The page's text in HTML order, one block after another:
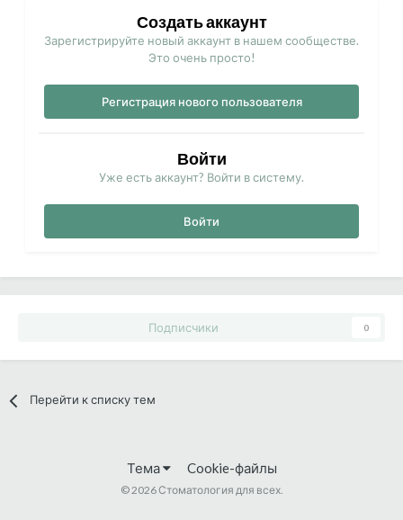
Создать аккаунт
Зарегистрируйте новый аккаунт в нашем сообществе.
Это очень просто!
Регистрация нового пользователя
Войти
Уже есть аккаунт? Войти в систему.
Войти
Подписчики 0
Перейти к списку тем
Тема Cookie-файлы
©2026 Стоматология для всех.